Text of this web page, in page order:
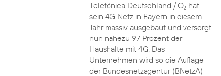
Telefónica Deutschland / O2hat
sein 4G Netz in Bayern in diesem
Jahr massiv ausgebaut und versorgt
nun nahezu 97 Prozent der
Haushalte mit 4G. Das
Unternehmen wird so die Auflage
der Bundesnetzagentur (BNetzA)